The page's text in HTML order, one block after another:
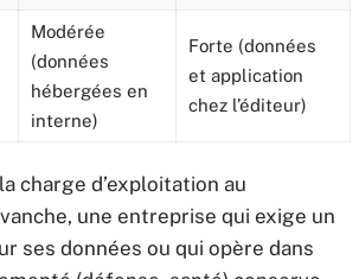
Modérée
(données
hébergées en
interne)
Forte (données
et application
chez l’éditeur)
charge d’exploitation au
une entreprise qui exige un
ses données ou qui opère dans